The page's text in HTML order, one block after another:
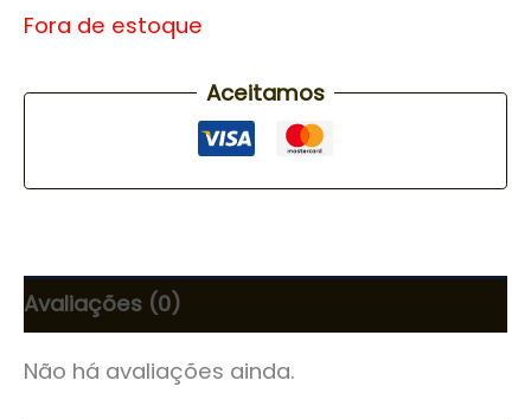
Fora de estoque
Aceitamos
Avaliações (0)
Não há avaliações ainda.